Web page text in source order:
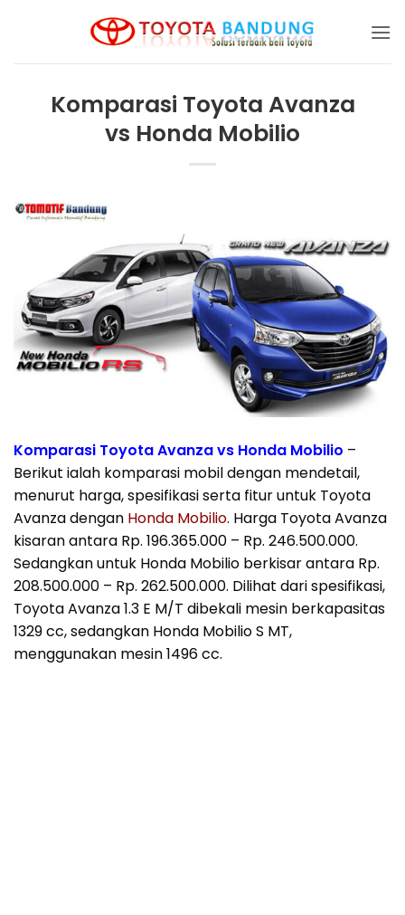
Komparasi Toyota Avanza
vs Honda Mobilio
Komparasi Toyota Avanza vs Honda Mobilio –
Berikut ialah komparasi mobil dengan mendetail,
menurut harga, spesifikasi serta fitur untuk Toyota
Avanza dengan Honda Mobilio. Harga Toyota Avanza
kisaran antara Rp. 196.365.000 – Rp. 246.500.000.
Sedangkan untuk Honda Mobilio berkisar antara Rp.
208.500.000 – Rp. 262.500.000. Dilihat dari spesifikasi,
Toyota Avanza 1.3 E M/T dibekali mesin berkapasitas
1329 cc, sedangkan Honda Mobilio S MT,
menggunakan mesin 1496 cc.